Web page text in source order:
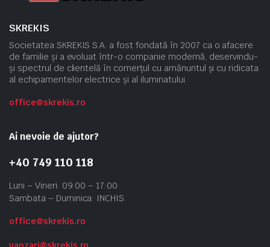
SKREKIS
Societatea SKREKIS S.A. a fost fondată în 2007 ca o afacere
de familie și a evoluat într-o companie modernă, deservindu-
și spectrul de clientelă în comerțul cu amănuntul și cu ridicata
al echipamentelor electrice și al iluminatului.
office@skrekis.ro
Ai nevoie de ajutor?
+40 749 110 118
Luni – Vineri: 09:00 – 17:00
Sambata – Duminica: INCHIS
office@skrekis.ro